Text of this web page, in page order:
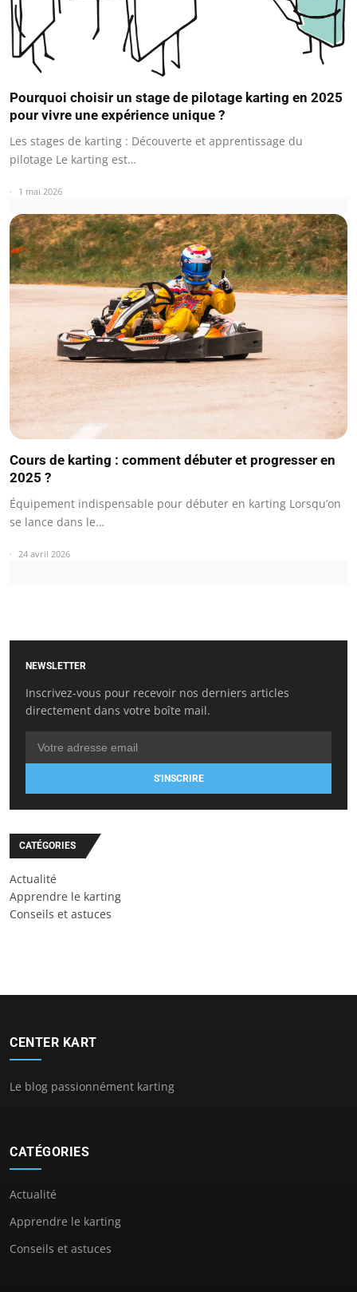
Pourquoi choisir un stage de pilotage karting en 2025
pour vivre une expérience unique ?
Les stages de karting : Découverte et apprentissage du
pilotage Le karting est…
1 mai 2026
Cours de karting : comment débuter et progresser en
2025 ?
Équipement indispensable pour débuter en karting Lorsqu’on
se lance dans le…
24 avril 2026
NEWSLETTER
Inscrivez-vous pour recevoir nos derniers articles
directement dans votre boîte mail.
S'INSCRIRE
CATÉGORIES
Actualité
Apprendre le karting
Conseils et astuces
CENTER KART
Le blog passionnément karting
CATÉGORIES
Actualité
Apprendre le karting
Conseils et astuces